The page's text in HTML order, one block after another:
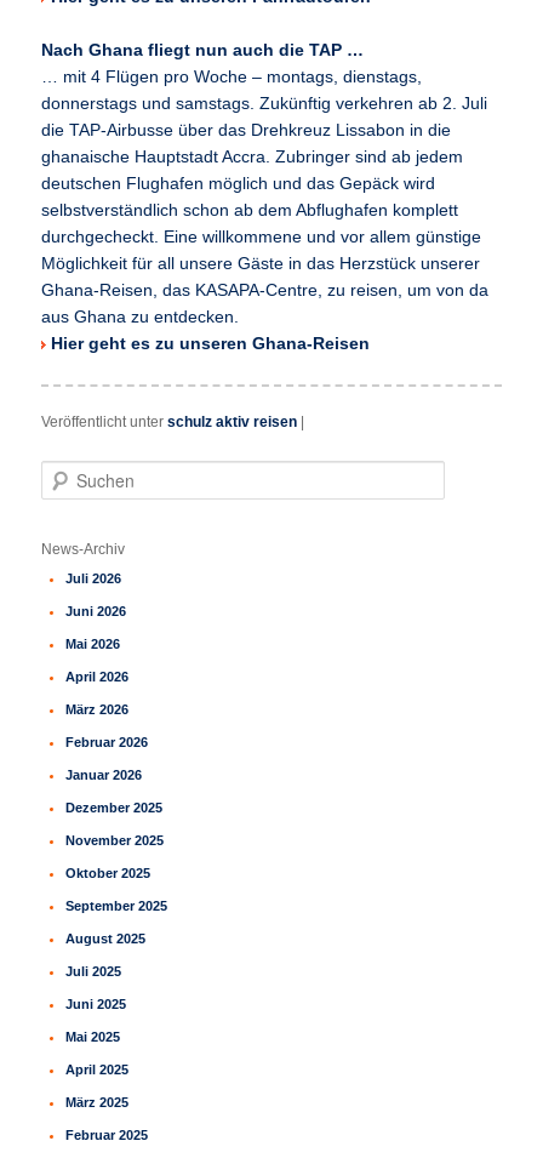
Nach Ghana fliegt nun auch die TAP …
… mit 4 Flügen pro Woche – montags, dienstags,
donnerstags und samstags. Zukünftig verkehren ab 2. Juli
die TAP-Airbusse über das Drehkreuz Lissabon in die
ghanaische Hauptstadt Accra. Zubringer sind ab jedem
deutschen Flughafen möglich und das Gepäck wird
selbstverständlich schon ab dem Abflughafen komplett
durchgecheckt. Eine willkommene und vor allem günstige
Möglichkeit für all unsere Gäste in das Herzstück unserer
Ghana-Reisen, das KASAPA-Centre, zu reisen, um von da
aus Ghana zu entdecken.
Hier geht es zu unseren Ghana-Reisen
Veröffentlicht unter schulz aktiv reisen
h
n
News-Archiv
Juli 2026
Juni 2026
Mai 2026
April 2026
März 2026
Februar 2026
Januar 2026
Dezember 2025
November 2025
Oktober 2025
September 2025
August 2025
Juli 2025
Juni 2025
Mai 2025
April 2025
März 2025
Februar 2025